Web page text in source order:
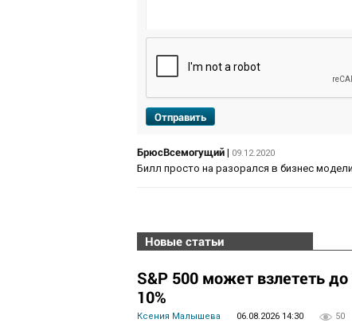
Отправить
БрюсВсемогущий | 09.12.2020
Билл просто на разорался в бизнес
Новые статьи
S&P 500 может взлететь
10%
Ксения Малышева 06.08.2026 14:30 50